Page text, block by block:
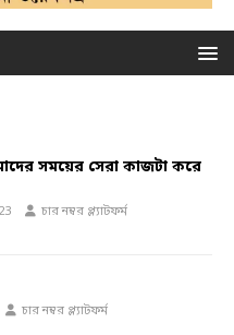
সময়ের সেরা কাজটা করে
চার নম্বর প্ল্যাটফর্ম
চার নম্বর প্ল্যাটফর্ম